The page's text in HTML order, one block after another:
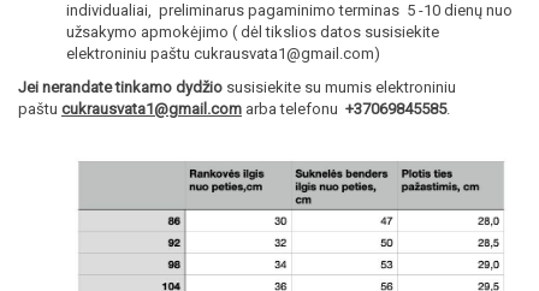
individualiai, preliminarus pagaminimo terminas 5 -10 dienų nuo
užsakymo apmokėjimo ( dėl tikslios datos susisiekite
elektroniniu paštu cukrausvata1@gmail.com)
Jei nerandate tinkamo dydžio susisiekite su mumis elektroniniu
paštu cukrausvata1@gmail.com arba telefonu +37069845585.